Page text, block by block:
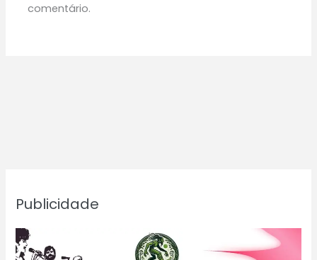
Publicidade
comentário.